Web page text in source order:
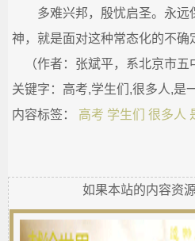
多难兴邦，殷忧启圣。永远
神，就是面对这种常态化的不确
（作者：张斌平，系北京市五
关键字：高考,学生们,很多人,是
内容标签： 高考 学生们 很多人
如果本站的内容资